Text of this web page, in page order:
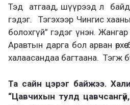
Тэд атгаад, шүүрээд л
гэдэг. Тэгэхээр Чингис
болохгүй” гэдэг үнэн.
Аравтын дарга бол арван
халаасандаа багтаана. Тэгж
Та сайн цэрэг байжээ.
“Цавчихын тулд